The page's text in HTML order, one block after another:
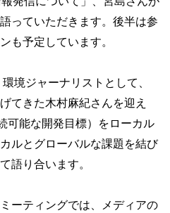
っていただきます。後半は参
も予定しています。
境ジャーナリストとして、
てきた木村麻紀さんを迎え
可能な開発目標）をローカル
ルとグローバルな課題を結び
語り合います。
ーティングでは、メディアの